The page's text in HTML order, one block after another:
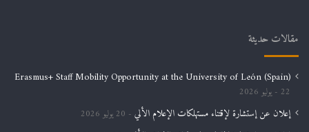
مقالات حديثة
Erasmus+ Staff Mobility Opportunity at the University of León (Spain)
22 يوليو 2026
إعلان عن إستشارة لإقتناء مستهلكات الإعلام الألي 20 يوليو 2026